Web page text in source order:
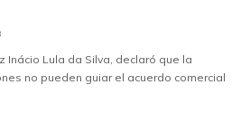
Inácio Lula da Silva, declaró que la
no pueden guiar el acuerdo comercial